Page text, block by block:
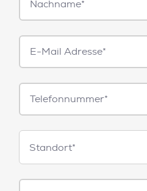
E-
Mail*
Telefonnummer
Standorte
Standort*
Freitext